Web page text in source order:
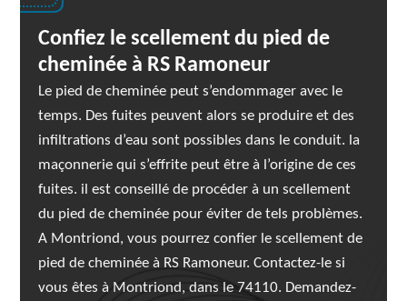
Confiez le scellement du pied de
cheminée à RS Ramoneur
Le pied de cheminée peut s’endommager avec le
temps. Des fuites peuvent alors se produire et des
infiltrations d’eau sont possibles dans le conduit. la
maçonnerie qui s’effrite peut être à l’origine de ces
fuites. il est conseillé de procéder à un scellement
du pied de cheminée pour éviter de tels problèmes.
A Montriond, vous pourrez confier le scellement de
pied de cheminée à RS Ramoneur. Contactez-le si
vous êtes à Montriond, dans le 74110. Demandez-